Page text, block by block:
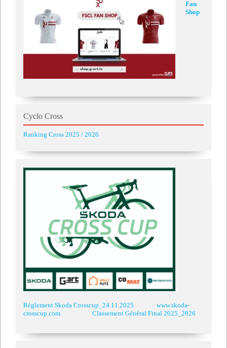
Fan
Shop
Cyclo Cross
Ranking Cross 2025 / 2026
Règlement Skoda Crosscup_24.11.2025
www.skoda-
crosscup.com
Classement Général Final 2025_2026